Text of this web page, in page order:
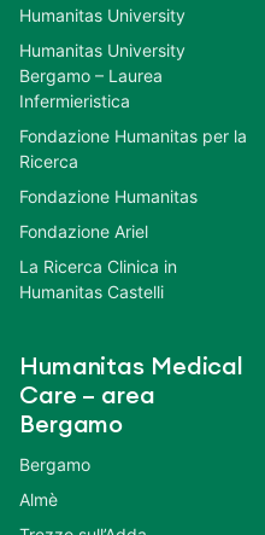
Humanitas University
Humanitas University
Bergamo – Laurea
Infermieristica
Fondazione Humanitas per la
Ricerca
Fondazione Humanitas
Fondazione Ariel
La Ricerca Clinica in
Humanitas Castelli
Humanitas Medical
Care – area
Bergamo
Bergamo
Almè